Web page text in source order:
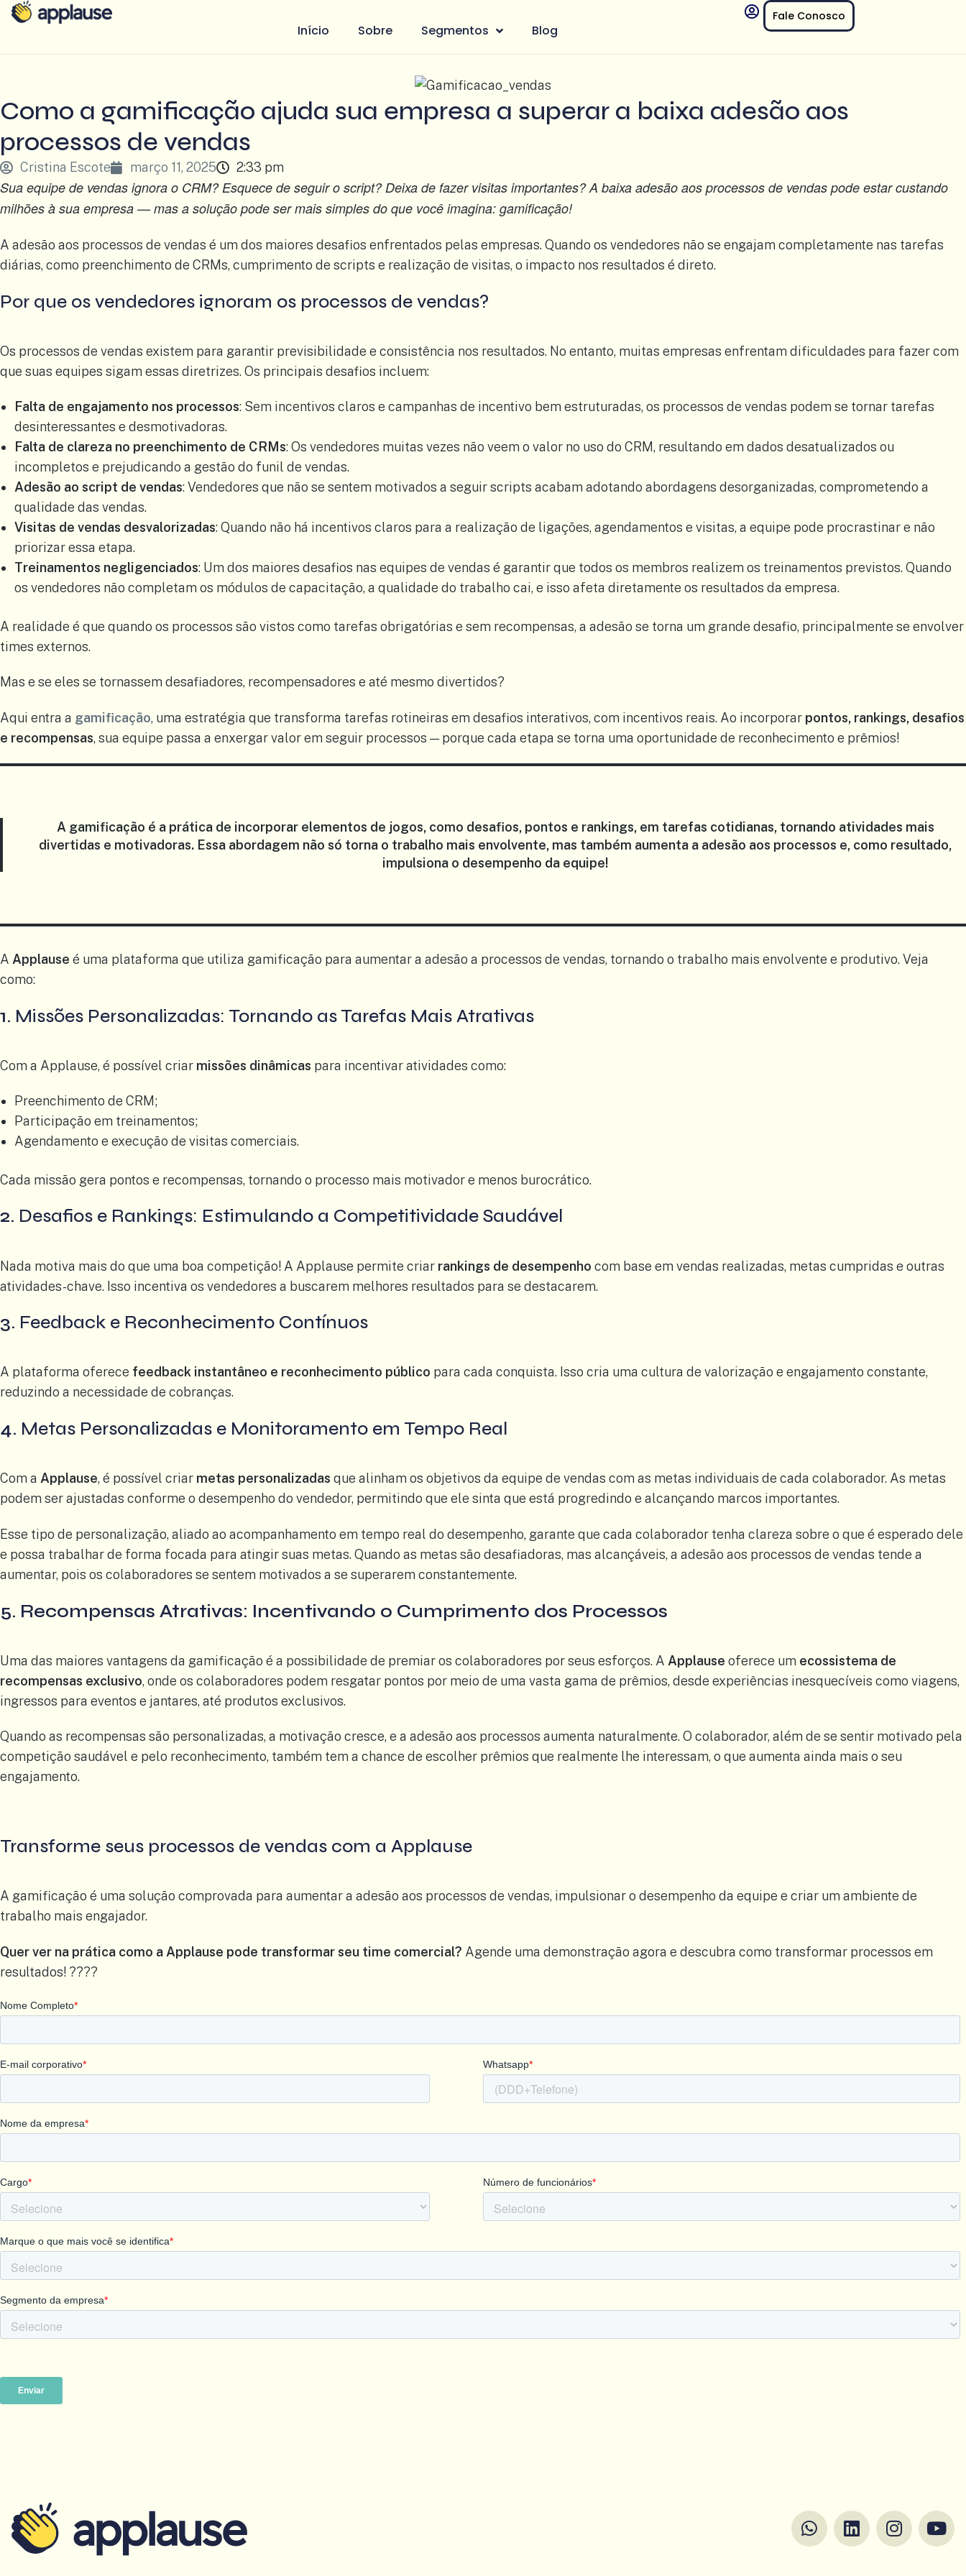
Início Sobre Segmentos Blog
Fale Conosco
Como a gamificação ajuda sua empresa a superar a baixa adesão aos
processos de vendas
Cristina Escote março 11, 2025 2:33 pm
Sua equipe de vendas ignora o CRM? Esquece de seguir o script? Deixa de fazer visitas importantes? A baixa adesão aos processos de vendas pode estar custando
milhões à sua empresa — mas a solução pode ser mais simples do que você imagina: gamificação!
A adesão aos processos de vendas é um dos maiores desafios enfrentados pelas empresas. Quando os vendedores não se engajam completamente nas tarefas
diárias, como preenchimento de CRMs, cumprimento de scripts e realização de visitas, o impacto nos resultados é direto.
Por que os vendedores ignoram os processos de vendas?
Os processos de vendas existem para garantir previsibilidade e consistência nos resultados. No entanto, muitas empresas enfrentam dificuldades para fazer com
que suas equipes sigam essas diretrizes. Os principais desafios incluem:
Falta de engajamento nos processos: Sem incentivos claros e campanhas de incentivo bem estruturadas, os processos de vendas podem se tornar tarefas
desinteressantes e desmotivadoras.
Falta de clareza no preenchimento de CRMs: Os vendedores muitas vezes não veem o valor no uso do CRM, resultando em dados desatualizados ou
incompletos e prejudicando a gestão do funil de vendas.
Adesão ao script de vendas: Vendedores que não se sentem motivados a seguir scripts acabam adotando abordagens desorganizadas, comprometendo a
qualidade das vendas.
Visitas de vendas desvalorizadas: Quando não há incentivos claros para a realização de ligações, agendamentos e visitas, a equipe pode procrastinar e não
priorizar essa etapa.
Treinamentos negligenciados: Um dos maiores desafios nas equipes de vendas é garantir que todos os membros realizem os treinamentos previstos. Quando
os vendedores não completam os módulos de capacitação, a qualidade do trabalho cai, e isso afeta diretamente os resultados da empresa.
A realidade é que quando os processos são vistos como tarefas obrigatórias e sem recompensas, a adesão se torna um grande desafio, principalmente se envolver
times externos.
Mas e se eles se tornassem desafiadores, recompensadores e até mesmo divertidos?
Aqui entra a gamificação, uma estratégia que transforma tarefas rotineiras em desafios interativos, com incentivos reais. Ao incorporar pontos, rankings, desafios
e recompensas, sua equipe passa a enxergar valor em seguir processos — porque cada etapa se torna uma oportunidade de reconhecimento e prêmios!
A gamificação é a prática de incorporar elementos de jogos, como desafios, pontos e rankings, em tarefas cotidianas, tornando atividades mais
divertidas e motivadoras. Essa abordagem não só torna o trabalho mais envolvente, mas também aumenta a adesão aos processos e, como resultado,
impulsiona o desempenho da equipe!
A Applause é uma plataforma que utiliza gamificação para aumentar a adesão a processos de vendas, tornando o trabalho mais envolvente e produtivo. Veja
como:
1. Missões Personalizadas: Tornando as Tarefas Mais Atrativas
Com a Applause, é possível criar missões dinâmicas para incentivar atividades como:
Preenchimento de CRM;
Participação em treinamentos;
Agendamento e execução de visitas comerciais.
Cada missão gera pontos e recompensas, tornando o processo mais motivador e menos burocrático.
2. Desafios e Rankings: Estimulando a Competitividade Saudável
Nada motiva mais do que uma boa competição! A Applause permite criar rankings de desempenho com base em vendas realizadas, metas cumpridas e outras
atividades-chave. Isso incentiva os vendedores a buscarem melhores resultados para se destacarem.
3. Feedback e Reconhecimento Contínuos
A plataforma oferece feedback instantâneo e reconhecimento público para cada conquista. Isso cria uma cultura de valorização e engajamento constante,
reduzindo a necessidade de cobranças.
4. Metas Personalizadas e Monitoramento em Tempo Real
Com a Applause, é possível criar metas personalizadas que alinham os objetivos da equipe de vendas com as metas individuais de cada colaborador. As metas
podem ser ajustadas conforme o desempenho do vendedor, permitindo que ele sinta que está progredindo e alcançando marcos importantes.
Esse tipo de personalização, aliado ao acompanhamento em tempo real do desempenho, garante que cada colaborador tenha clareza sobre o que é esperado dele
e possa trabalhar de forma focada para atingir suas metas. Quando as metas são desafiadoras, mas alcançáveis, a adesão aos processos de vendas tende a
aumentar, pois os colaboradores se sentem motivados a se superarem constantemente.
5. Recompensas Atrativas: Incentivando o Cumprimento dos Processos
Uma das maiores vantagens da gamificação é a possibilidade de premiar os colaboradores por seus esforços. A Applause oferece um ecossistema de
recompensas exclusivo, onde os colaboradores podem resgatar pontos por meio de uma vasta gama de prêmios, desde experiências inesquecíveis como viagens,
ingressos para eventos e jantares, até produtos exclusivos.
Quando as recompensas são personalizadas, a motivação cresce, e a adesão aos processos aumenta naturalmente. O colaborador, além de se sentir motivado pela
competição saudável e pelo reconhecimento, também tem a chance de escolher prêmios que realmente lhe interessam, o que aumenta ainda mais o seu
engajamento.
Transforme seus processos de vendas com a Applause
A gamificação é uma solução comprovada para aumentar a adesão aos processos de vendas, impulsionar o desempenho da equipe e criar um ambiente de
trabalho mais engajador.
Quer ver na prática como a Applause pode transformar seu time comercial? Agende uma demonstração agora e descubra como transformar processos em
resultados! ????